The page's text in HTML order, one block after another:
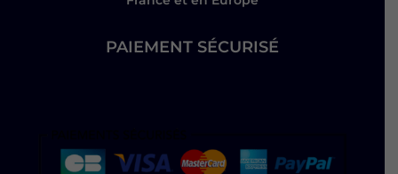
PAIEMENT SÉCURISÉ